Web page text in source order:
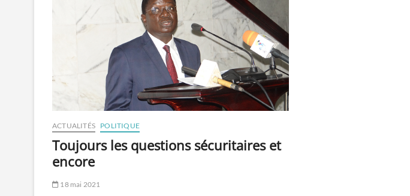
ACTUALITÉS POLITIQUE
Toujours les questions sécuritaires et
encore
18 mai 2021